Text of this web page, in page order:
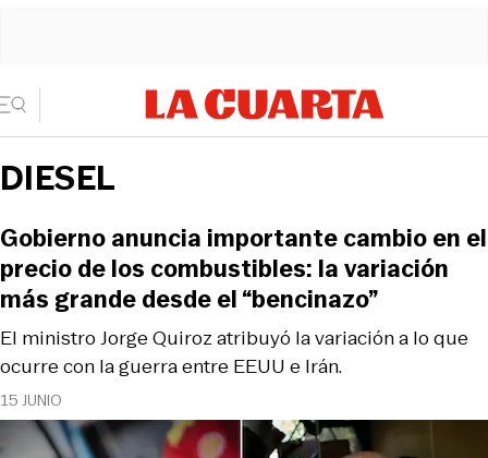
DIESEL
15 JUNIO
El ministro Jorge Quiroz atribuyó la variación a lo que
ocurre con la guerra entre EEUU e Irán.
Gobierno anuncia importante cambio en el
precio de los combustibles: la variación
más grande desde el “bencinazo”